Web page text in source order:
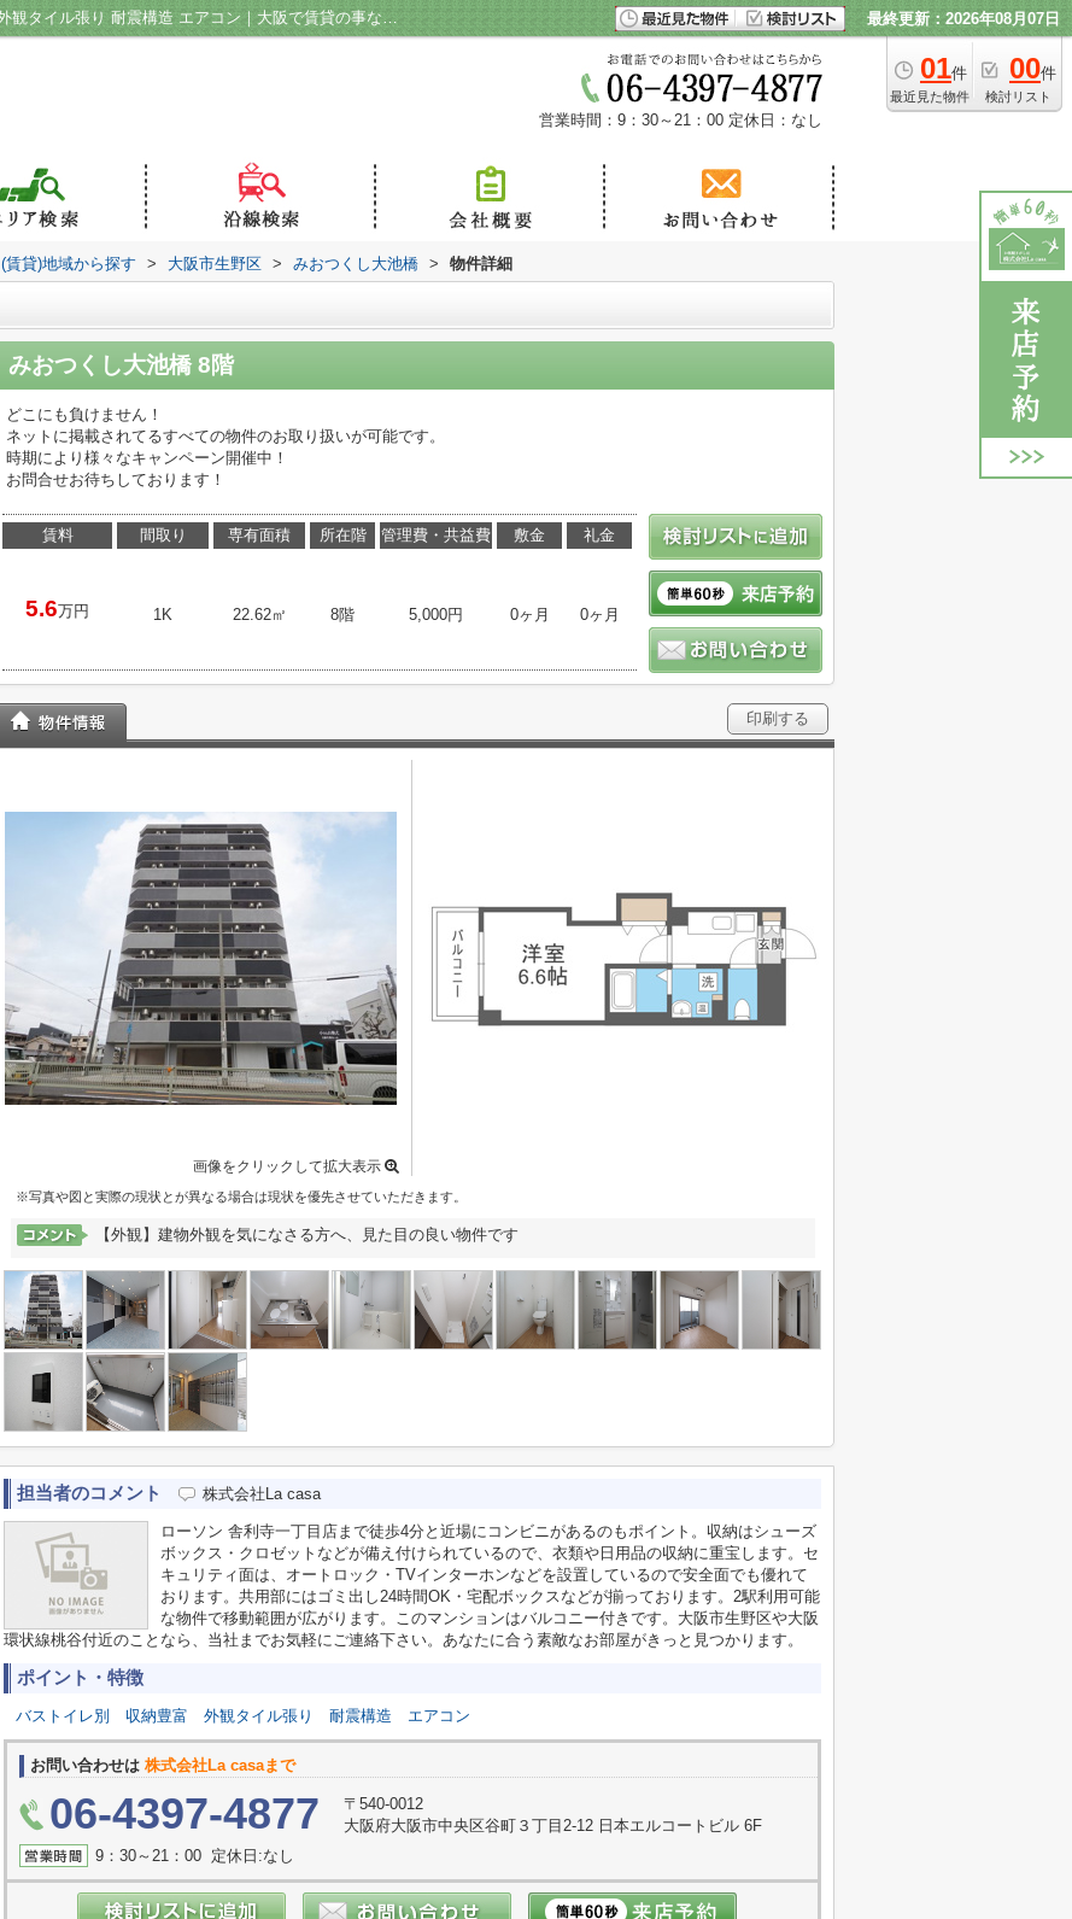
みおつくし大池橋｜バストイレ別 収納豊富 外観タイル張り 耐震構造 エアコン｜大阪で賃貸の事なら株式会社La casaへ！ 最終更新：2026年08月07日
01件
最近見た物件
00件
検討リスト
営業時間：9：30～21：00 定休日：なし
(賃貸)地域から探す > 大阪市生野区 > みおつくし大池橋 > 物件詳細
みおつくし大池橋 8階
どこにも負けません！
ネットに掲載されてるすべての物件のお取り扱いが可能です。
時期により様々なキャンペーン開催中！
お問合せお待ちしております！
賃料
5.6万円
間取り
1K
専有面積
22.62㎡
所在階
8階
管理費・共益費
5,000円
敷金
0ヶ月
礼金
0ヶ月
印刷する
画像をクリックして拡大表示
※写真や図と実際の現状とが異なる場合は現状を優先させていただきます。
【外観】建物外観を気になさる方へ、見た目の良い物件です
担当者のコメント 株式会社La casa
ローソン 舎利寺一丁目店まで徒歩4分と近場にコンビニがあるのもポイント。収納はシューズ
ボックス・クロゼットなどが備え付けられているので、衣類や日用品の収納に重宝します。セ
キュリティ面は、オートロック・TVインターホンなどを設置しているので安全面でも優れて
おります。共用部にはゴミ出し24時間OK・宅配ボックスなどが揃っております。2駅利用可能
な物件で移動範囲が広がります。このマンションはバルコニー付きです。大阪市生野区や大阪
環状線桃谷付近のことなら、当社までお気軽にご連絡下さい。あなたに合う素敵なお部屋がきっと見つかります。
ポイント・特徴
バストイレ別 収納豊富 外観タイル張り 耐震構造 エアコン
お問い合わせは 株式会社La casaまで
06-4397-4877
〒540-0012
大阪府大阪市中央区谷町３丁目2-12 日本エルコートビル 6F
9：30～21：00 定休日:なし